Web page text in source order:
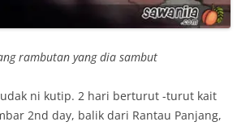
rambutan yang dia sambut
ni kutip. 2 hari berturut -turut kait
2nd day, balik dari Rantau Panjang,